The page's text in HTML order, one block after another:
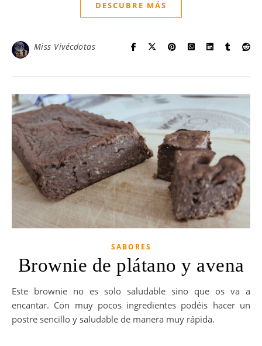
DESCUBRE MÁS
Miss Vivécdotas
SABORES
Brownie de plátano y avena
Este brownie no es solo saludable sino que os va a
encantar. Con muy pocos ingredientes podéis hacer un
postre sencillo y saludable de manera muy rápida.